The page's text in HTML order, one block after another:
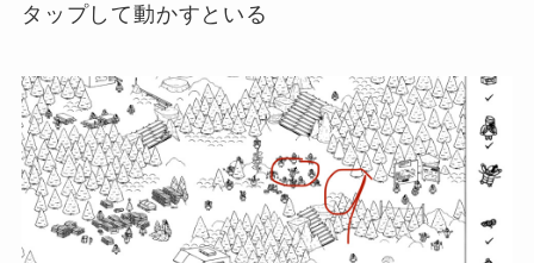
タップして動かすといる